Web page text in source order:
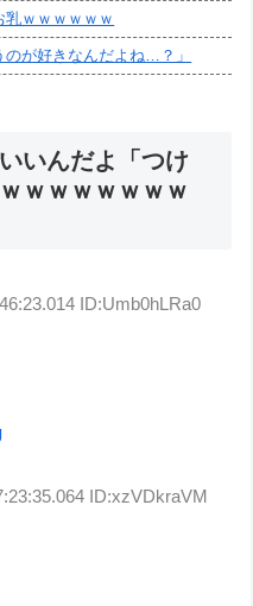
乳ｗｗｗｗｗｗ
が好きなんだよね…？」
いんだよ「つけ
ｗｗｗｗｗｗｗ
ID:Umb0hLRa0
ID:xzVDkraVM